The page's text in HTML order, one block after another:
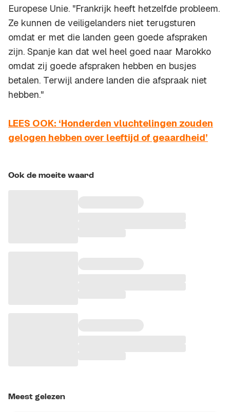
Europese Unie. "Frankrijk heeft hetzelfde probleem.
Ze kunnen de veiligelanders niet terugsturen
omdat er met die landen geen goede afspraken
zijn. Spanje kan dat wel heel goed naar Marokko
omdat zij goede afspraken hebben en busjes
betalen. Terwijl andere landen die afspraak niet
hebben."
LEES OOK: ‘Honderden vluchtelingen zouden
gelogen hebben over leeftijd of geaardheid’
Ook de moeite waard
Meest gelezen